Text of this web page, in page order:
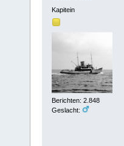
Kapitein
Berichten: 2.848
Geslacht: